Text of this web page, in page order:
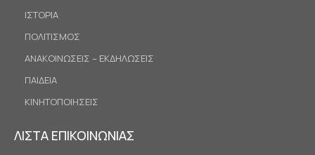
ΙΣΤΟΡΙΑ
ΠΟΛΙΤΙΣΜΟΣ
ΑΝΑΚΟΙΝΩΣΕΙΣ – ΕΚΔΗΛΩΣΕΙΣ
ΠΑΙΔΕΙΑ
ΚΙΝΗΤΟΠΟΙΗΣΕΙΣ
ΛΙΣΤΑ ΕΠΙΚΟΙΝΩΝΙΑΣ